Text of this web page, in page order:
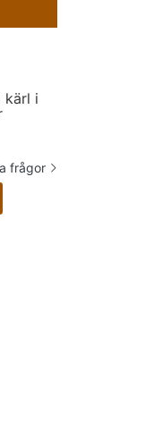
kärl i
frågor